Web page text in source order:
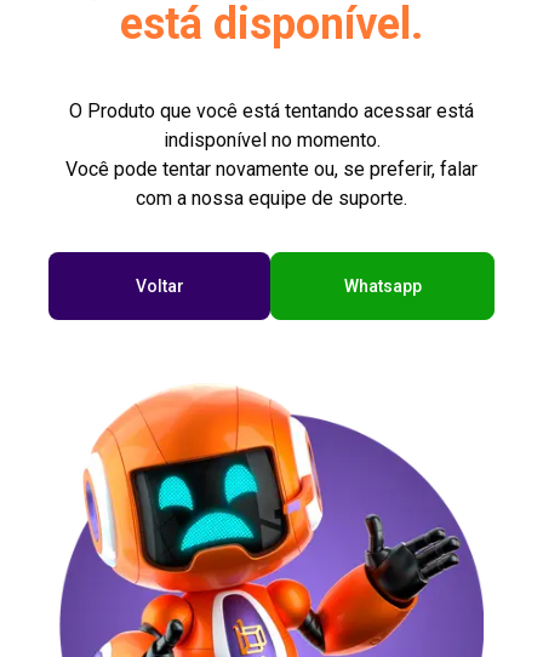
está disponível.
O Produto que você está tentando acessar está
indisponível no momento.
Você pode tentar novamente ou, se preferir, falar
com a nossa equipe de suporte.
Voltar Whatsapp